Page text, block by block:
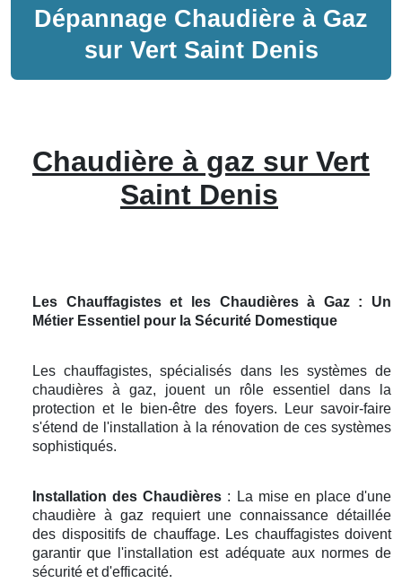
Dépannage Chaudière à Gaz
sur Vert Saint Denis
Chaudière à gaz sur Vert
Saint Denis
Les Chauffagistes et les Chaudières à Gaz : Un
Métier Essentiel pour la Sécurité Domestique
Les chauffagistes, spécialisés dans les systèmes de
chaudières à gaz, jouent un rôle essentiel dans la
protection et le bien-être des foyers. Leur savoir-faire
s'étend de l'installation à la rénovation de ces systèmes
sophistiqués.
Installation des Chaudières : La mise en place d'une
chaudière à gaz requiert une connaissance détaillée
des dispositifs de chauffage. Les chauffagistes doivent
garantir que l'installation est adéquate aux normes de
sécurité et d'efficacité.